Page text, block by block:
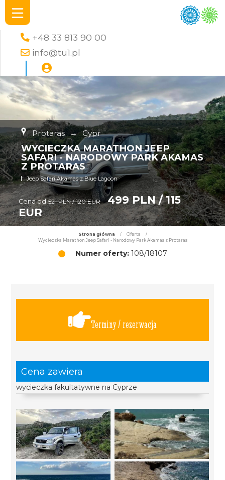
+48 33 813 90 00
info@tu1.pl
Protaras → Cypr
WYCIECZKA MARATHON JEEP
SAFARI - NARODOWY PARK AKAMAS
Z PROTARAS
Jeep Safari Akamas z Blue Lagoon
Cena od 521 PLN / 120 EUR
499 PLN / 115
EUR
Strona główna / Oferta
/
Wycieczka Marathon Jeep Safari - Narodowy Park Akamas z Protaras
Numer oferty:108/18107
Terminy / rezerwacja
Cena zawiera
wycieczka fakultatywne na Cyprze